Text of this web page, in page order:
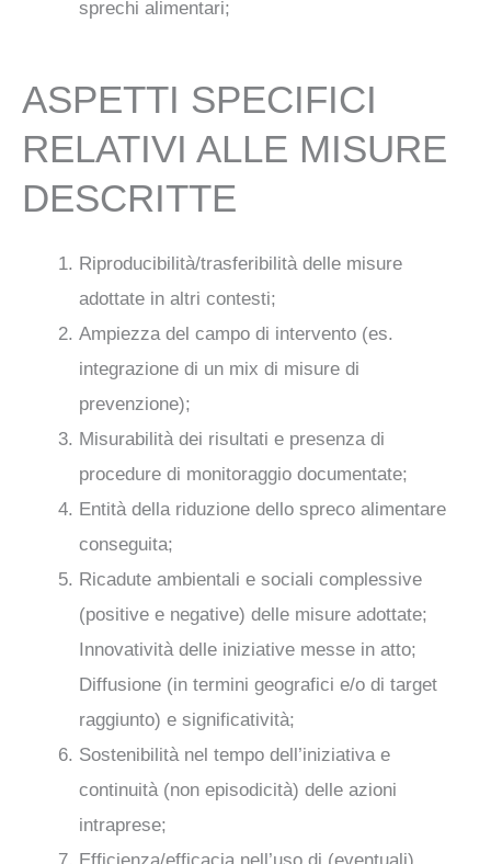
sprechi alimentari;
ASPETTI SPECIFICI
RELATIVI ALLE MISURE
DESCRITTE
Riproducibilità/trasferibilità delle misure
adottate in altri contesti;
Ampiezza del campo di intervento (es.
integrazione di un mix di misure di
prevenzione);
Misurabilità dei risultati e presenza di
procedure di monitoraggio documentate;
Entità della riduzione dello spreco alimentare
conseguita;
Ricadute ambientali e sociali complessive
(positive e negative) delle misure adottate;
Innovatività delle iniziative messe in atto;
Diffusione (in termini geografici e/o di target
raggiunto) e significatività;
Sostenibilità nel tempo dell’iniziativa e
continuità (non episodicità) delle azioni
intraprese;
Efficienza/efficacia nell’uso di (eventuali)